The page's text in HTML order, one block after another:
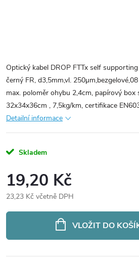
Optický kabel DROP FTTx self
černý FR, d3,5mm,vl.
max. poloměr ohybu 2,4cm, papírový box
32x34x36cm , 7,5kg/km, certifikace
Detailní informace
Skladem
19,20 Kč
23,23 Kč včetně DPH
VLOŽIT DO